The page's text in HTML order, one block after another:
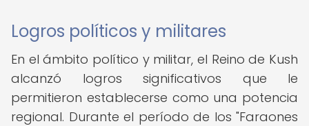
Logros políticos y militares
En el ámbito político y militar, el Reino de Kush
alcanzó logros significativos que le
permitieron establecerse como una potencia
regional. Durante el período de los "Faraones